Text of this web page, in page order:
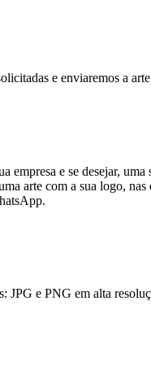
e enviaremos a
empresa e se desejar,
arte com a sua logo,
JPG e PNG em alta